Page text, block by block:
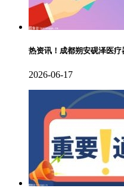
热资讯！成都朔安砚泽医
2026-06-17